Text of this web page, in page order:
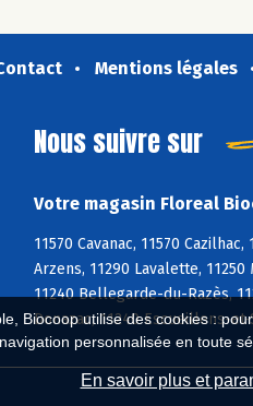
Biocoop utilise des cookies :
personnalisée en toute
En savoir plus et
Mentions légales
Nous suivre sur
Votre magasin Floreal
11570 Cavanac, 11570
Arzens, 11290 Lavalette,
11240 Bellegarde-du-Razès,
Donazac, 11240 Escueillens-